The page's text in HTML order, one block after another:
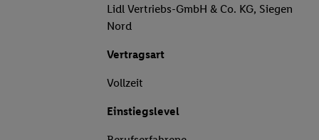
Lidl Vertriebs-GmbH & Co. KG, Siegen
Nord
Vertragsart
Vollzeit
Einstiegslevel